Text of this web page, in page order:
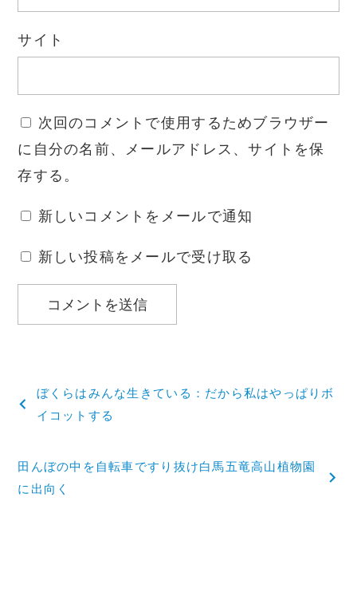
サイト
次回のコメントで使用するためブラウザー
に自分の名前、メールアドレス、サイトを保
存する。
新しいコメントをメールで通知
新しい投稿をメールで受け取る
ビ
ぼくらはみんな生きている：だから私はやっぱりボ
イコットする
田んぼの中を自転車ですり抜け白馬五竜高山植物園
に出向く